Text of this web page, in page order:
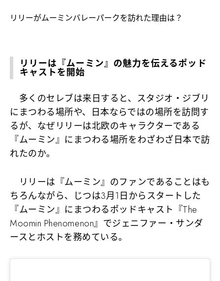
リリーがムーミンバレーパークを訪れた理由は？
リリーは『ムーミン』の魅力を伝えるポッド
キャストを開始
多くのセレブは来日すると、スタジオ・ジブリ
にまつわる場所や、日本ならではの場所を訪問す
るが、なぜリリーは北欧のキャラクターである
『ムーミン』にまつわる場所をわざわざ日本で訪
れたのか。
リリーは『ムーミン』のファンであることはも
ちろんながら、じつは3月1日からスタートした
『ムーミン』にまつわるポッドキャスト『The
Moomin Phenomenon』でジェニファー・サンダ
ースとホストを務めている。